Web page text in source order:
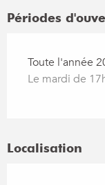
Périodes
Toute l'année
Le mardi de
Localisation